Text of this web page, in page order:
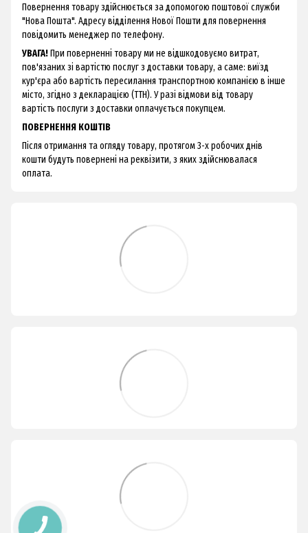
Повернення товару здійснюється за допомогою поштової служби
"Нова Пошта". Адресу відділення Нової Пошти для повернення
повідомить менеджер по телефону.
УВАГА!При поверненні товару ми не відшкодовуємо витрат,
пов'язаних зі вартістю послуг з доставки товару, а саме: виїзд
кур'єра або вартість пересилання транспортною компанією в інше
місто, згідно з декларацією (ТТН). У разі відмови від товару
вартість послуги з доставки оплачується покупцем.
ПОВЕРНЕННЯ КОШТІВ
Після отримання та огляду товару, протягом 3-х робочих днів
кошти будуть повернені на реквізити, з яких здійснювалася
оплата.